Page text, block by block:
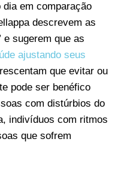
em comparação
descrevem as
e sugerem que as
ajustando seus
que evitar ou
pode ser benéfico
com distúrbios do
indivíduos com ritmos
que sofrem